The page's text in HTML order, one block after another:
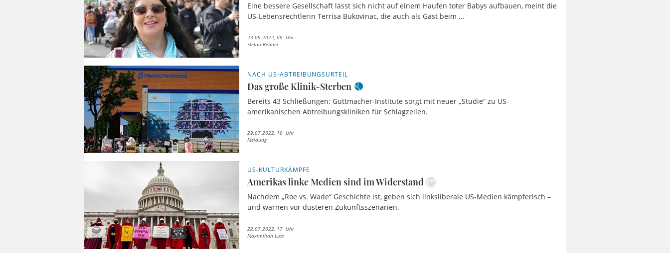
Eine bessere Gesellschaft lässt sich nicht auf einem Haufen toter Babys aufbauen, meint die
US-Lebensrechtlerin Terrisa Bukovinac, die auch als Gast beim ...
23.09.2022, 09 Uhr
Stefan Rehder
NACH US-ABTREIBUNGSURTEIL
Das große Klinik-Sterben
Bereits 43 Schließungen: Guttmacher-Institute sorgt mit neuer „Studie“ zu US-
amerikanischen Abtreibungskliniken für Schlagzeilen.
29.07.2022, 10 Uhr
Meldung
US-KULTURKÄMPFE
Amerikas linke Medien sind im Widerstand
Nachdem „Roe vs. Wade“ Geschichte ist, geben sich linksliberale US-Medien kämpferisch –
und warnen vor düsteren Zukunftsszenarien.
22.07.2022, 17 Uhr
Maximilian Lutz